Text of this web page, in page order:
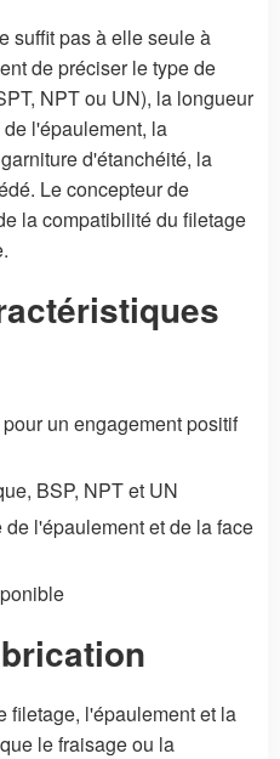
suffit pas à elle seule à
de préciser le type de
NPT ou UN), la longueur
l'épaulement, la
d'étanchéité, la
Le concepteur de
la compatibilité du filetage
un engagement positif
BSP, NPT et UN
l'épaulement et de la face
filetage, l'épaulement et la
le fraisage ou la